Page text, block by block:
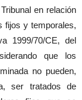
en relación
fijos y temporales,
1999/70/CE, del
que los
no pueden,
ser tratados de